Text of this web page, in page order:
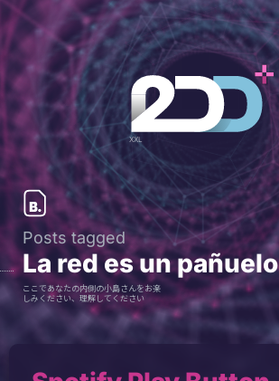
Posts tagged
La red es un pañuelo
ここであなたの内側の小島さんをお楽
しみください、理解してください